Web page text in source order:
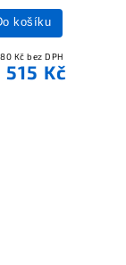
Kč bez DPH
515 Kč
košíku